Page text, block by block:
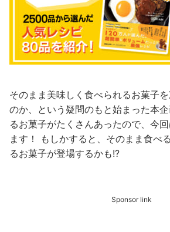
そのまま美味しく食べられるお菓子
のか、という疑問のもと始まった本
るお菓子がたくさんあったので、今
ます！ もしかすると、そのまま食べ
るお菓子が登場するかも!?
Sponsor link